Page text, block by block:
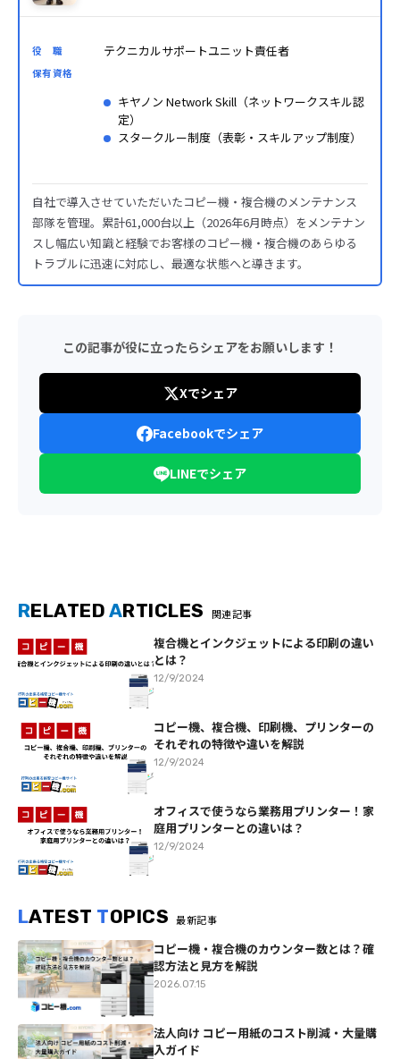
役 職 テクニカルサポートユニット責任者
保有資格
キヤノン Network Skill（ネットワークスキル認
定）
スタークルー制度（表彰・スキルアップ制度）
自社で導入させていただいたコピー機・複合機のメンテナンス
部隊を管理。累計61,000台以上（2026年6月時点）をメンテナン
スし幅広い知識と経験でお客様のコピー機・複合機のあらゆる
トラブルに迅速に対応し、最適な状態へと導きます。
この記事が役に立ったらシェアをお願いします！
Xでシェア
Facebookでシェア
LINEでシェア
RELATED ARTICLES 関連記事
複合機とインクジェットによる印刷の違い
とは？
12/9/2024
コピー機、複合機、印刷機、プリンターの
それぞれの特徴や違いを解説
12/9/2024
オフィスで使うなら業務用プリンター！家
庭用プリンターとの違いは？
12/9/2024
LATEST TOPICS 最新記事
コピー機・複合機のカウンター数とは？確
認方法と見方を解説
2026.07.15
法人向け コピー用紙のコスト削減・大量購
入ガイド